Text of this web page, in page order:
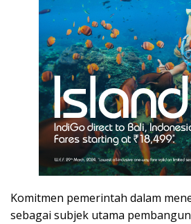
Komitmen pemerintah dalam
sebagai subjek utama